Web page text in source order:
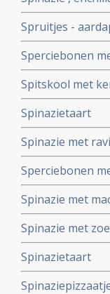
Spruitjes -
Sperciebonen
Spitskool met
Spinazietaart
Spinazie met
Sperciebonen
Spinazie met
Spinazie met
Spinazietaart